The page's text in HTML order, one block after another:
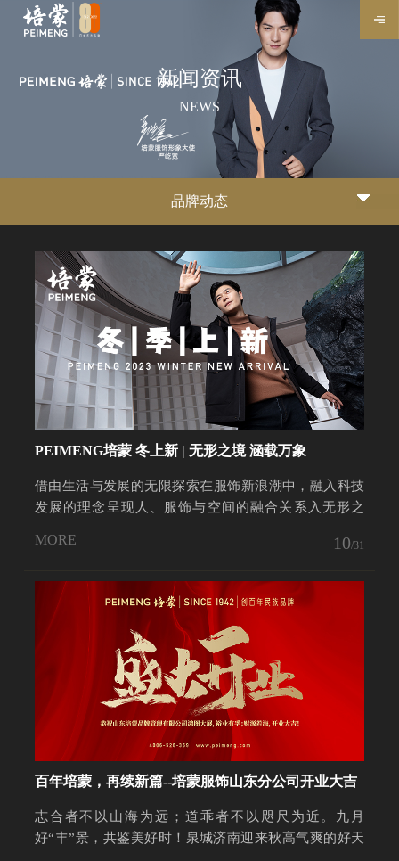
新闻资讯
NEWS
品牌动态
PEIMENG培蒙 冬上新 | 无形之境 涵载万象
借由生活与发展的无限探索在服饰新浪潮中，融入科技
发展的理念呈现人、服饰与空间的融合关系入无形之
MORE 10/31
百年培蒙，再续新篇--培蒙服饰山东分公司开业大吉
志合者不以山海为远；道乖者不以咫尺为近。九月
好“丰”景，共鉴美好时！泉城济南迎来秋高气爽的好天